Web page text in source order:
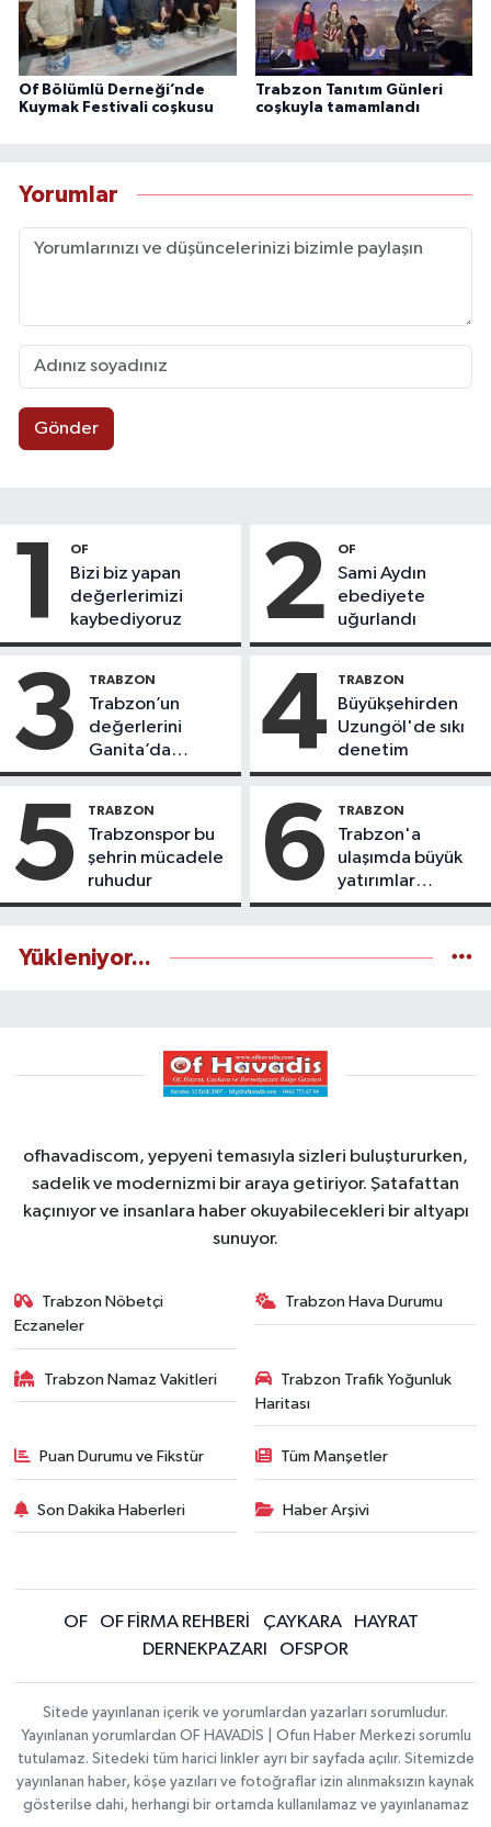
Of Bölümlü Derneği’nde
Kuymak Festivali coşkusu
Trabzon Tanıtım Günleri
coşkuyla tamamlandı
Yorumlar
Gönder
1 OF
Bizi biz yapan
değerlerimizi
kaybediyoruz
2 OF
Sami Aydın
ebediyete
uğurlandı
3 TRABZON
Trabzon’un
değerlerini
Ganita’da
yaşatıyoruz
4 TRABZON
Büyükşehirden
Uzungöl'de sıkı
denetim
5 TRABZON
Trabzonspor bu
şehrin mücadele
ruhudur
6 TRABZON
Trabzon'a
ulaşımda büyük
yatırımlar
yapılıyor
Yükleniyor...
ofhavadiscom, yepyeni temasıyla sizleri buluştururken,
sadelik ve modernizmi bir araya getiriyor. Şatafattan
kaçınıyor ve insanlara haber okuyabilecekleri bir altyapı
sunuyor.
Trabzon Nöbetçi
Eczaneler
Trabzon Hava Durumu
Trabzon Namaz Vakitleri
Trabzon Trafik Yoğunluk
Haritası
Puan Durumu ve Fikstür Tüm Manşetler
Son Dakika Haberleri Haber Arşivi
OF OF FİRMA REHBERİ ÇAYKARA
HAYRAT
DERNEKPAZARI
OFSPOR
Sitede yayınlanan içerik ve yorumlardan yazarları sorumludur.
Yayınlanan yorumlardan OF HAVADİS | Ofun Haber Merkezi sorumlu
tutulamaz. Sitedeki tüm harici linkler ayrı bir sayfada açılır. Sitemizde
yayınlanan haber, köşe yazıları ve fotoğraflar izin alınmaksızın kaynak
gösterilse dahi, herhangi bir ortamda kullanılamaz ve yayınlanamaz